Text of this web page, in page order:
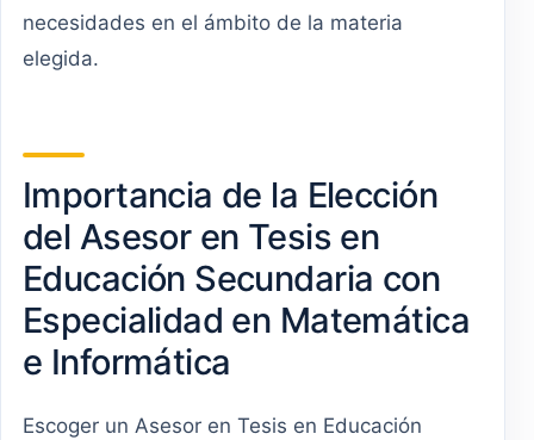
necesidades en el ámbito de la materia
elegida.
Importancia de la Elección
del Asesor en Tesis en
Educación Secundaria con
Especialidad en Matemática
e Informática
Escoger un Asesor en Tesis en Educación